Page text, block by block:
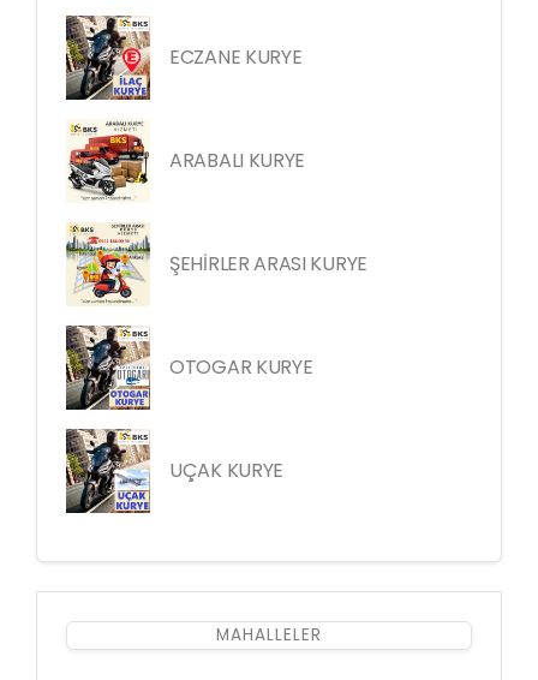
ECZANE KURYE
ARABALI KURYE
ŞEHİRLER ARASI KURYE
OTOGAR KURYE
UÇAK KURYE
MAHALLELER